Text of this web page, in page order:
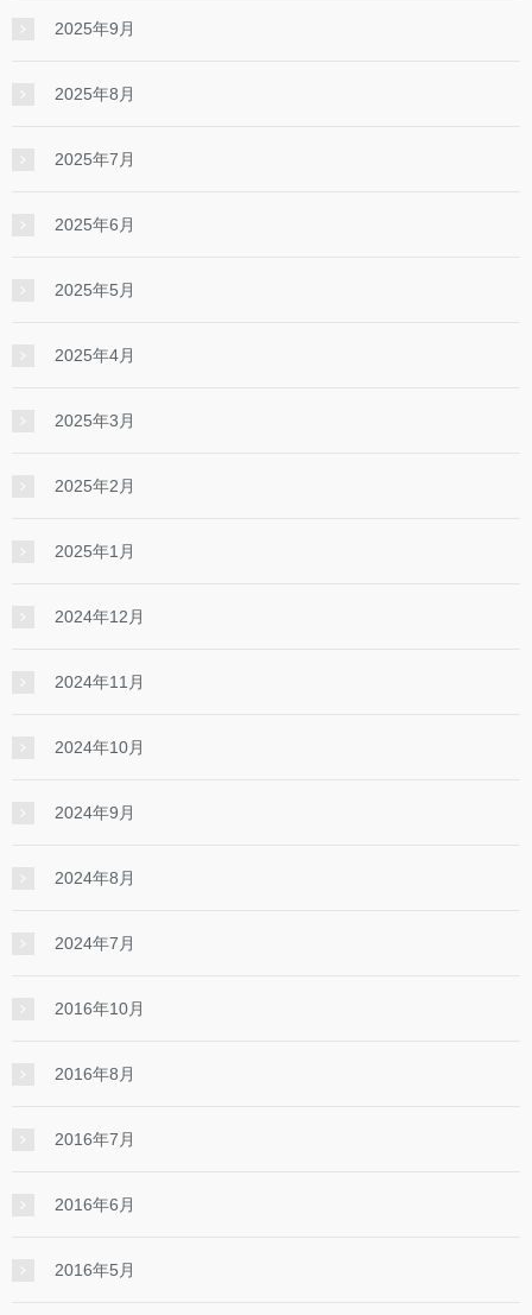
2025年9月
2025年8月
2025年7月
2025年6月
2025年5月
2025年4月
2025年3月
2025年2月
2025年1月
2024年12月
2024年11月
2024年10月
2024年9月
2024年8月
2024年7月
2016年10月
2016年8月
2016年7月
2016年6月
2016年5月